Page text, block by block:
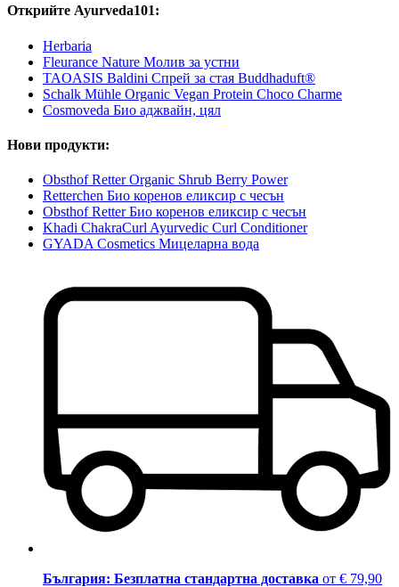
Открийте Ayurveda101:
Herbaria
Fleurance Nature Молив за устни
TAOASIS Baldini Спрей за стая Buddhaduft®
Schalk Mühle Organic Vegan Protein Choco Charme
Cosmoveda Био аджвайн, цял
Нови продукти:
Obsthof Retter Organic Shrub Berry Power
Retterchen Био коренов еликсир с чесън
Obsthof Retter Био коренов еликсир с чесън
Khadi ChakraCurl Ayurvedic Curl Conditioner
GYADA Cosmetics Мицеларна вода
България: Безплатна стандартна доставка от € 79,90